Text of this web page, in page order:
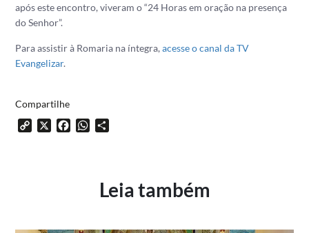
após este encontro, viveram o “24 Horas em oração na presença
do Senhor”.
Para assistir à Romaria na íntegra,acesse o canal da TV
Evangelizar.
Compartilhe
Copy X FacebookWhatsApp
Leia também